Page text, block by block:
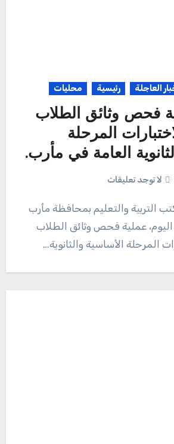
العاجلة رئيسية محليات
فحص وثائق الطلاب
المرحلة
العامة في مأرب.
لا توجد تعليقات
اليوم، عملية فحص وثائق الطلاب
المرحلة الأساسية والثانوية…